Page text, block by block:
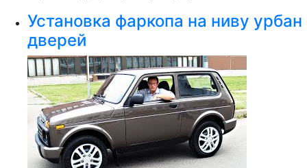
Установка фаркопа на ниву урбан
дверей